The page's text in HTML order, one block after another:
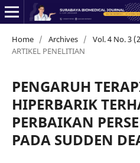
Home / Archives / Vol. 4 No. 3
ARTIKEL PENELITIAN
PENGARUH
HIPERBARIK
PERBAIKAN
PADA SUDDEN